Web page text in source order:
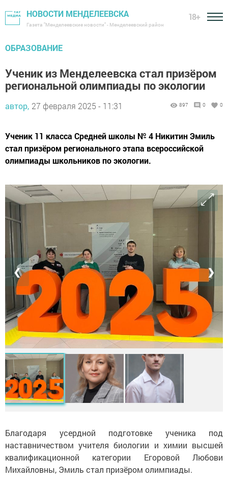
НОВОСТИ МЕНДЕЛЕЕВСКА
Газета "Менделеевские новости" - Менделеевский район
18+
ОБРАЗОВАНИЕ
Ученик из Менделеевска стал призёром
региональной олимпиады по экологии
автор, 27 февраля 2025 - 11:31 897 0 0
Ученик 11 класса Средней школы № 4 Никитин Эмиль
стал призёром регионального этапа всероссийской
олимпиады школьников по экологии.
❮ ❯
Благодаря усердной подготовке ученика под
наставничеством учителя биологии и химии высшей
квалификационной категории Егоровой Любови
Михайловны, Эмиль стал призёром олимпиады.